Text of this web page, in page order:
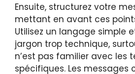
Ensuite, structurez votre
mettant en avant ces
Utilisez un langage simple
jargon trop technique,
n’est pas familier avec les
spécifiques. Les messages